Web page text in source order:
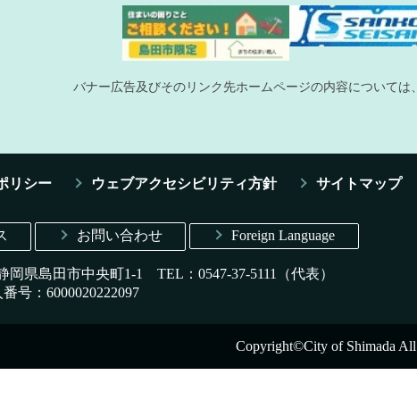
バナー広告及びそのリンク先ホームページの内容については
リシー ウェブアクセシビリティ方針 サイトマップ
お問い合わせ Foreign Language
岡県島田市中央町1-1 TEL：0547-37-5111（代表）
号：6000020222097
Copyright©City of Shimada All